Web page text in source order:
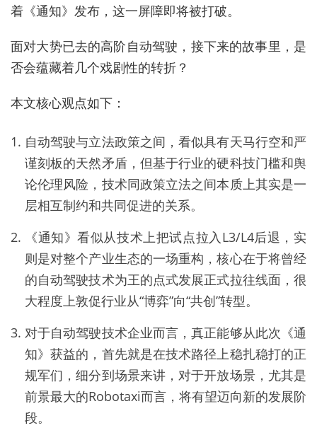
着《通知》发布，这一屏障即将被打破。
面对大势已去的高阶自动驾驶，接下来的故事里，是
否会蕴藏着几个戏剧性的转折？
本文核心观点如下：
自动驾驶与立法政策之间，看似具有天马行空和严
谨刻板的天然矛盾，但基于行业的硬科技门槛和舆
论伦理风险，技术同政策立法之间本质上其实是一
层相互制约和共同促进的关系。
《通知》看似从技术上把试点拉入L3/L4后退，实
则是对整个产业生态的一场重构，核心在于将曾经
的自动驾驶技术为王的点式发展正式拉往线面，很
大程度上敦促行业从“博弈”向“共创”转型。
对于自动驾驶技术企业而言，真正能够从此次《通
知》获益的，首先就是在技术路径上稳扎稳打的正
规军们，细分到场景来讲，对于开放场景，尤其是
前景最大的Robotaxi而言，将有望迈向新的发展阶
段。